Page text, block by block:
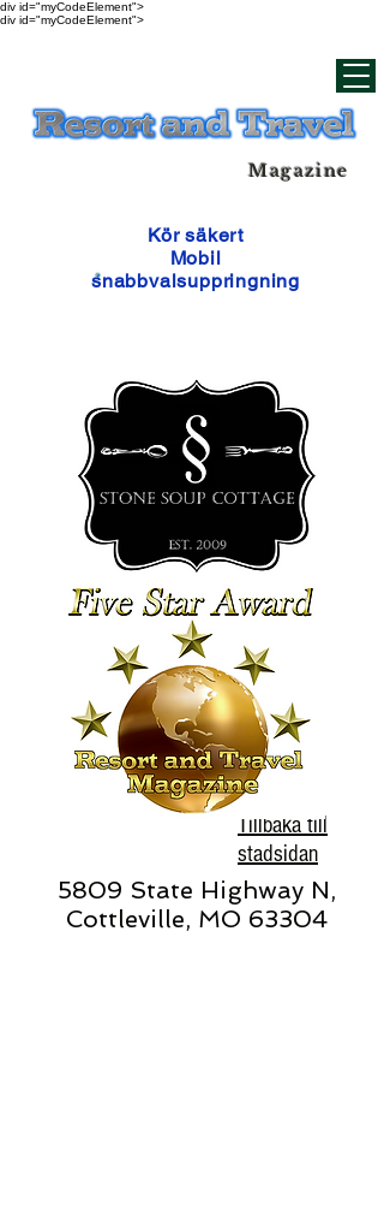
div id="myCodeElement">
div id="myCodeElement">
Magazine
Kör säkert
Mobil
snabbvalsuppringning
Tillbaka till
stadsidan
5809 State Highway N,
Cottleville, MO 63304